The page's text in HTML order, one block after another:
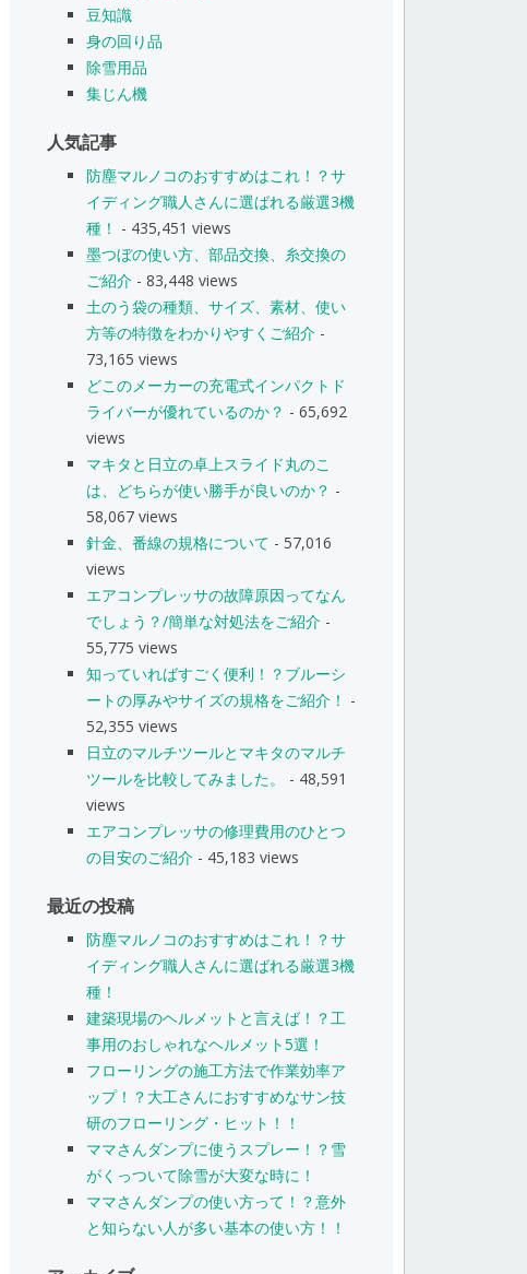
豆知識
身の回り品
除雪用品
集じん機
人気記事
防塵マルノコのおすすめはこれ！？サ
イディング職人さんに選ばれる厳選3機
種！ - 435,451 views
墨つぼの使い方、部品交換、糸交換の
ご紹介- 83,448 views
土のう袋の種類、サイズ、素材、使い
方等の特徴をわかりやすくご紹介-
73,165 views
どこのメーカーの充電式インパクトド
ライバーが優れているのか？ - 65,692
views
マキタと日立の卓上スライド丸のこ
は、どちらが使い勝手が良いのか？ -
58,067 views
針金、番線の規格について - 57,016
views
エアコンプレッサの故障原因ってなん
でしょう？/簡単な対処法をご紹介-
55,775 views
知っていればすごく便利！？ブルーシ
ートの厚みやサイズの規格をご紹介！ -
52,355 views
日立のマルチツールとマキタのマルチ
ツールを比較してみました。
- 48,591
views
エアコンプレッサの修理費用のひとつ
の目安のご紹介- 45,183 views
最近の投稿
防塵マルノコのおすすめはこれ！？サ
イディング職人さんに選ばれる厳選3機
種！
建築現場のヘルメットと言えば！？工
事用のおしゃれなヘルメット5選！
フローリングの施工方法で作業効率ア
ップ！？大工さんにおすすめなサン技
研のフローリング・ヒット！！
ママさんダンプに使うスプレー！？雪
がくっついて除雪が大変な時に！
ママさんダンプの使い方って！？意外
と知らない人が多い基本の使い方！！